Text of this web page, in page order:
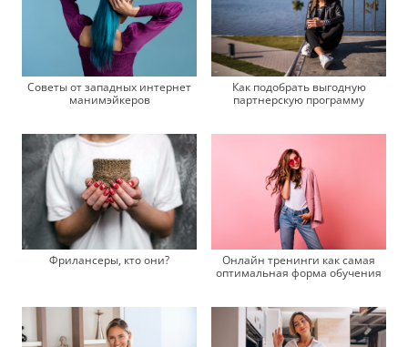
Советы от западных интернет
манимэйкеров
Как подобрать выгодную
партнерскую программу
Фрилансеры, кто они?
Онлайн тренинги как самая
оптимальная форма обучения